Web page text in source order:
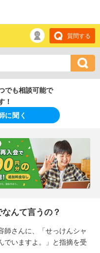
質問する
でも相談可能で
！
に聞く
んて言うの？
師さんに、「せっけんシャ
でいますよ。」と指摘を受